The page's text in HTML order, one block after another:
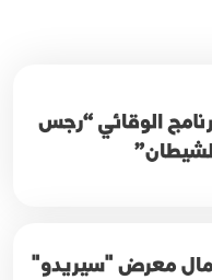
الوقائي “رجس
معرض "سيريدو"